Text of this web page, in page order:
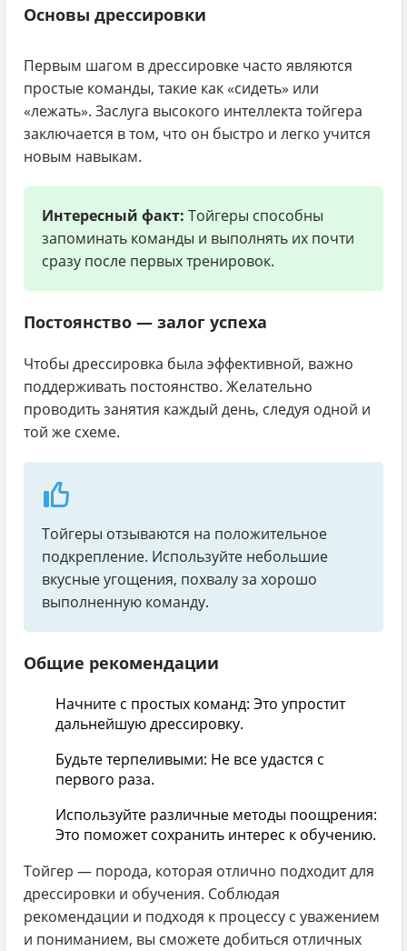
Основы дрессировки
Первым шагом в дрессировке часто являются
простые команды, такие как «сидеть» или
«лежать». Заслуга высокого интеллекта тойгера
заключается в том, что он быстро и легко учится
новым навыкам.
Интересный факт: Тойгеры способны
запоминать команды и выполнять их почти
сразу после первых тренировок.
Постоянство — залог успеха
Чтобы дрессировка была эффективной, важно
поддерживать постоянство. Желательно
проводить занятия каждый день, следуя одной и
той же схеме.
Тойгеры отзываются на положительное
подкрепление. Используйте небольшие
вкусные угощения, похвалу за хорошо
выполненную команду.
Общие рекомендации
Начните с простых команд: Это упростит
дальнейшую дрессировку.
Будьте терпеливыми: Не все удастся с
первого раза.
Используйте различные методы поощрения:
Это поможет сохранить интерес к обучению.
Тойгер — порода, которая отлично подходит для
дрессировки и обучения. Соблюдая
рекомендации и подходя к процессу с уважением
и пониманием, вы сможете добиться отличных